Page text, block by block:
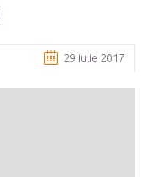
29 iulie 2017